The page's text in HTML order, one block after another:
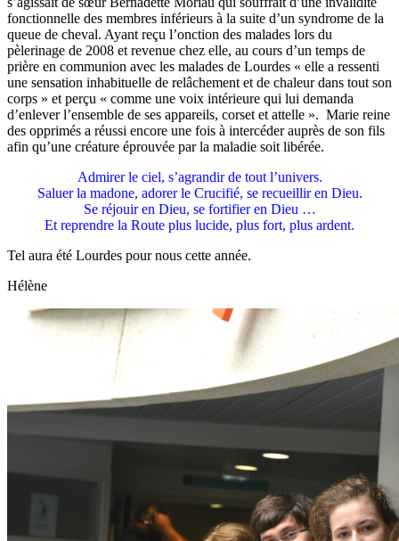
fonctionnelle des membres inférieurs à la suite d’un syndrome de la
queue de cheval. Ayant reçu l’onction des malades lors du
pèlerinage de 2008 et revenue chez elle, au cours d’un temps de
prière en communion avec les malades de Lourdes « elle a ressenti
une sensation inhabituelle de relâchement et de chaleur dans tout son
corps » et perçu « comme une voix intérieure qui lui demanda
d’enlever l’ensemble de ses appareils, corset et attelle ». Marie reine
des opprimés a réussi encore une fois à intercéder auprès de son fils
afin qu’une créature éprouvée par la maladie soit libérée.
Admirer le ciel, s’agrandir de tout l’univers.
Saluer la madone, adorer le Crucifié, se recueillir en Dieu.
Se réjouir en Dieu, se fortifier en Dieu …
Et reprendre la Route plus lucide, plus fort, plus ardent.
Tel aura été Lourdes pour nous cette année.
Hélène